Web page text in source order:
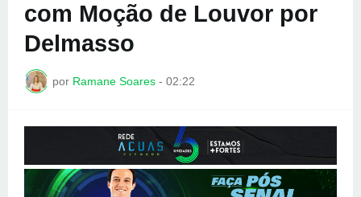
com Moção de Louvor por
Delmasso
por Ramane Soares - 02:22